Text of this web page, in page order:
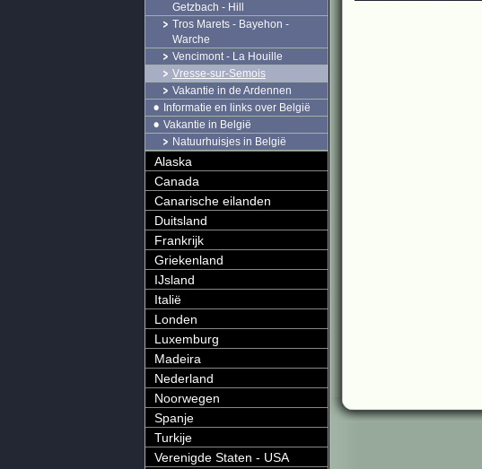
Getzbach - Hill
Tros Marets - Bayehon -
Warche
Vencimont - La Houille
Vresse-sur-Semois
Vakantie in de Ardennen
Informatie en links over België
Vakantie in België
Natuurhuisjes in België
Alaska
Canada
Canarische eilanden
Duitsland
Frankrijk
Griekenland
IJsland
Italië
Londen
Luxemburg
Madeira
Nederland
Noorwegen
Spanje
Turkije
Verenigde Staten - USA